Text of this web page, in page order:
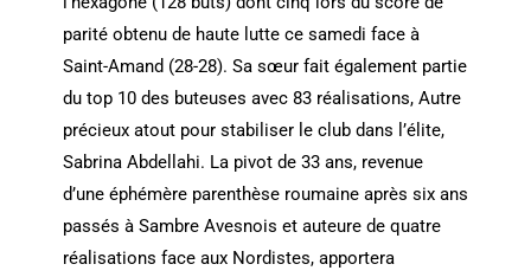
parité obtenu de haute lutte ce samedi face à
Saint-Amand (28-28). Sa sœur fait également partie
du top 10 des buteuses avec 83 réalisations, Autre
précieux atout pour stabiliser le club dans l’élite,
Sabrina Abdellahi. La pivot de 33 ans, revenue
d’une éphémère parenthèse roumaine après six ans
passés à Sambre Avesnois et auteure de quatre
réalisations face aux Nordistes, apportera